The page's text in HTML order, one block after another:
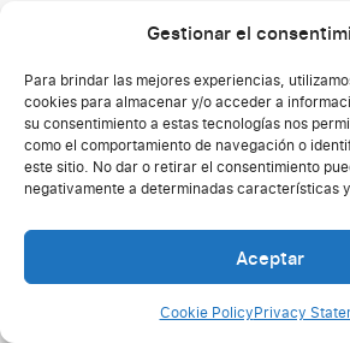
Gestionar el
Para brindar las mejores experiencias,
cookies para almacenar y/o acceder a
su consentimiento a estas tecnologías nos
como el comportamiento de navegación o
este sitio. No dar o retirar el consentimiento
negativamente a determinadas características
Aceptar
Cookie PolicyPrivacy